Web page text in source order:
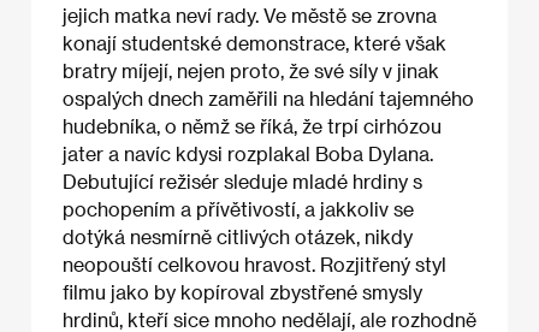
jejich matka neví rady. Ve městě se zrovna
konají studentské demonstrace, které však
bratry míjejí, nejen proto, že své síly v jinak
ospalých dnech zaměřili na hledání tajemného
hudebníka, o němž se říká, že trpí cirhózou
jater a navíc kdysi rozplakal Boba Dylana.
Debutující režisér sleduje mladé hrdiny s
pochopením a přívětivostí, a jakkoliv se
dotýká nesmírně citlivých otázek, nikdy
neopouští celkovou hravost. Rozjitřený styl
filmu jako by kopíroval zbystřené smysly
hrdinů, kteří sice mnoho nedělají, ale rozhodně